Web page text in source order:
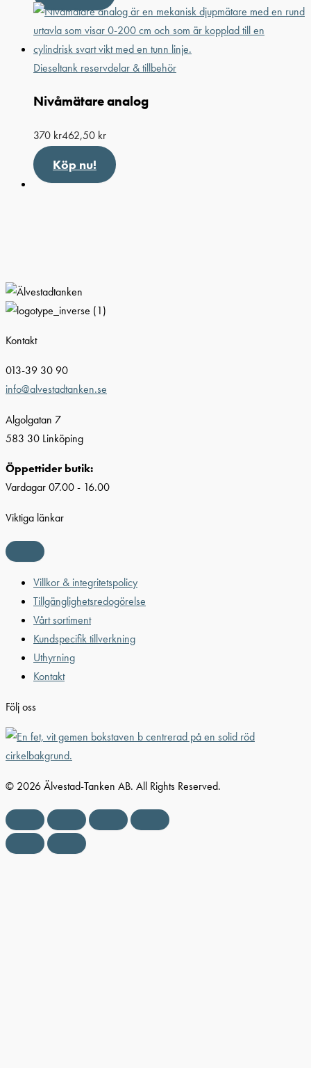
Dieseltank reservdelar & tillbehör
Nivåmätare analog
370 kr462,50 kr
Köp nu!
Kontakt
013-39 30 90
info@alvestadtanken.se
Algolgatan 7
583 30 Linköping
Öppettider butik:
Vardagar 07.00 - 16.00
Viktiga länkar
Villkor & integritetspolicy
Tillgänglighetsredogörelse
Vårt sortiment
Kundspecifik tillverkning
Uthyrning
Kontakt
Följ oss
© 2026 Älvestad-Tanken AB. All Rights Reserved.